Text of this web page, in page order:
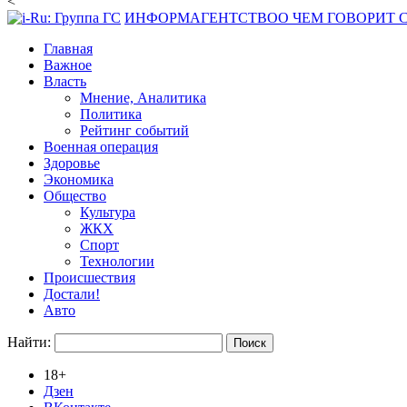
ИНФОРМАГЕНТСТВОО ЧЕМ ГОВОРИТ
Главная
Важное
Власть
Мнение, Аналитика
Политика
Рейтинг событий
Военная операция
Здоровье
Экономика
Общество
Культура
ЖКХ
Спорт
Технологии
Происшествия
Достали!
Авто
Найти:
18+
Дзен